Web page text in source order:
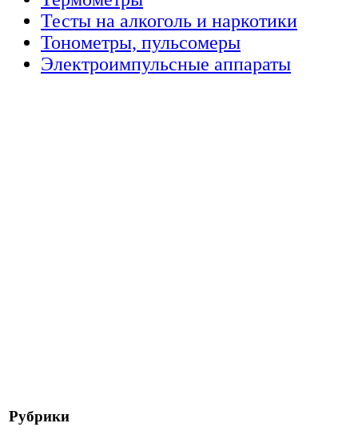
Тесты на алкоголь и наркотики
Тонометры, пульсомеры
Электроимпульсные аппараты
Рубрики